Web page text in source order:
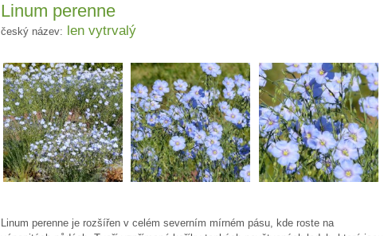
Linum perenne
český název: len vytrvalý
Linum perenne je rozšířen v celém severním mírném pásu, kde roste na